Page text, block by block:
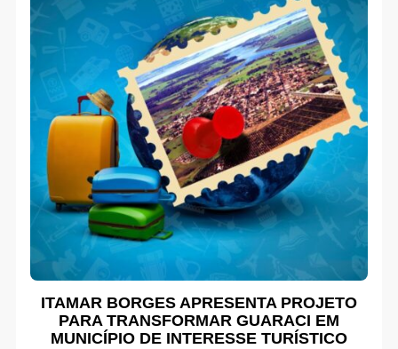
ITAMAR BORGES APRESENTA PROJETO
PARA TRANSFORMAR GUARACI EM
MUNICÍPIO DE INTERESSE TURÍSTICO